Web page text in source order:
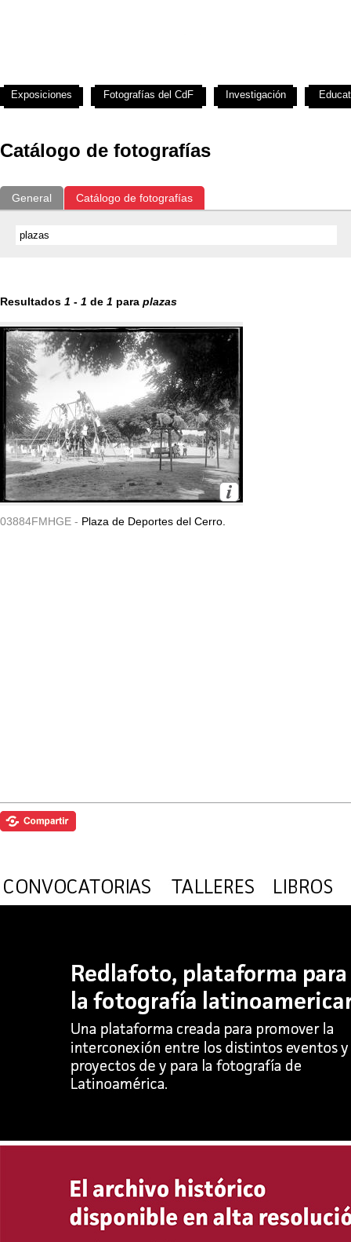
Catálogo de fotografías
General Catálogo de fotografías
Resultados 1 - 1 de 1 para plazas
03884FMHGE - Plaza de Deportes del Cerro.
Exposiciones Fotografías del CdF Investigación